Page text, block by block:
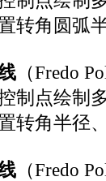
转角圆弧
（Fredo
制点绘制
转角半径
（Fredo